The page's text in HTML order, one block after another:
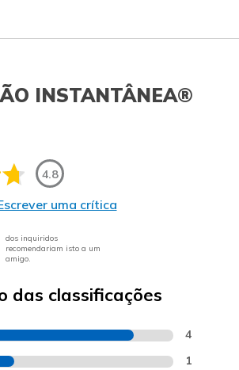
INSTANTÂNEA®
4.8
uma crítica
dos inquiridos
recomendariam isto a um
amigo.
das classificações
4
1